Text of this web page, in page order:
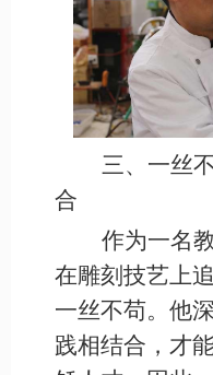
三、一丝
合
作为一名
在雕刻技艺上
一丝不苟。他
践相结合，才